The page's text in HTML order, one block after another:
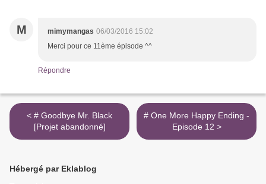
M mimymangas 06/03/2016 15:02
Merci pour ce 11ème épisode ^^
Répondre
< # Goodbye Mr. Black
[Projet abandonné]
# One More Happy Ending -
Episode 12 >
Hébergé par Eklablog